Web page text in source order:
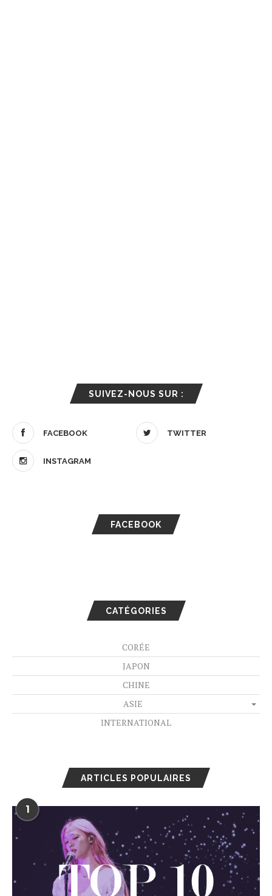
SUIVEZ-NOUS SUR :
FACEBOOK TWITTER
INSTAGRAM
FACEBOOK
CATÉGORIES
CORÉE
JAPON
CHINE
ASIE
INTERNATIONAL
ARTICLES POPULAIRES
1